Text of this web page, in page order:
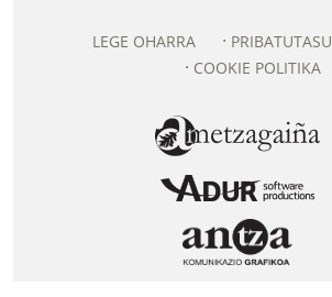
LEGE OHARRA
COOKIE POLITIKA